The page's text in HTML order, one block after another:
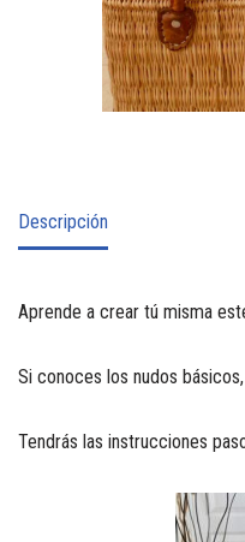
Descripción
Aprende a crear tú misma
Si conoces los nudos
Tendrás las instrucciones